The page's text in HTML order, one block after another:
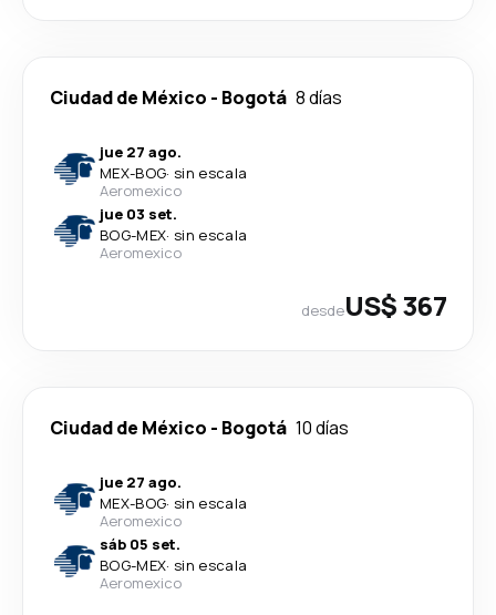
Ciudad de México - Bogotá 8 días
jue 27 ago.
MEX-BOG· sin escala
Aeromexico
jue 03 set.
BOG-MEX· sin escala
Aeromexico
desdeUS$ 367
Ciudad de México - Bogotá 10 días
jue 27 ago.
MEX-BOG· sin escala
Aeromexico
sáb 05 set.
BOG-MEX· sin escala
Aeromexico